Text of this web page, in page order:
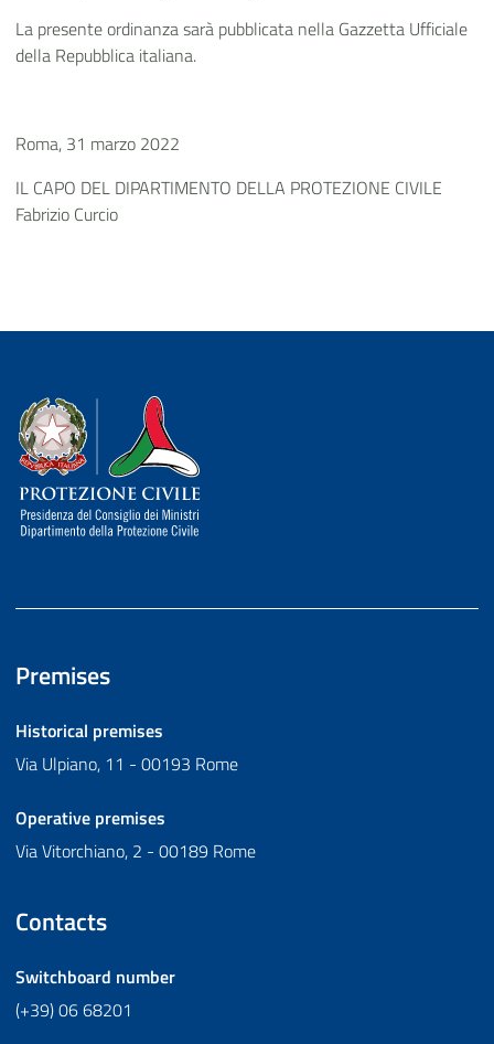
La presente ordinanza sarà pubblicata nella Gazzetta Ufficiale
della Repubblica italiana.
Roma, 31 marzo 2022
IL CAPO DEL DIPARTIMENTO DELLA PROTEZIONE CIVILE
Fabrizio Curcio
Dipartimento della Protezione Civile
Premises
Historical premises
Via Ulpiano, 11 - 00193 Rome
Operative premises
Via Vitorchiano, 2 - 00189 Rome
Contacts
Switchboard number
(+39) 06 68201